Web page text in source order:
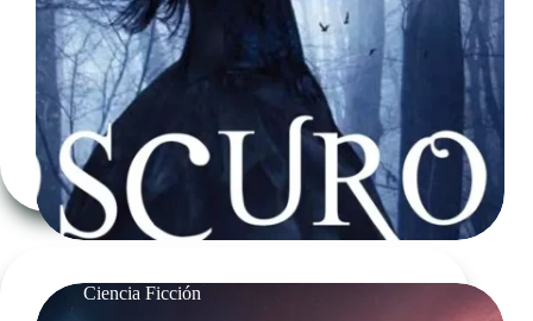
de
la
saga
Oscuros/Fallen
de
Lauren
Kate
Ciencia Ficción